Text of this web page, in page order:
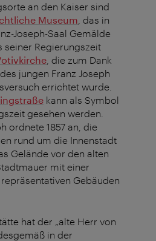
an den Kaiser sind
Museum , das in
Joseph-Saal Gemälde
seiner Regierungszeit
, die zum Dank
jungen Franz Joseph
errichtet wurde.
kann als Symbol
gesehen werden.
ordnete 1857 an, die
rund um die Innenstadt
Gelände vor den alten
mit einer
Gebäuden
hat der „alte Herr von
in der